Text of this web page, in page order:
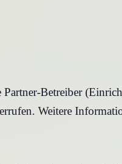
Betreiber
Weitere